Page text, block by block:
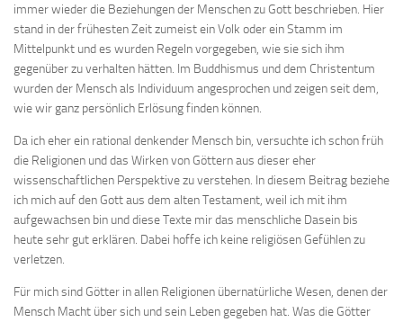
immer wieder die Beziehungen der Menschen zu Gott beschrieben. Hier
stand in der frühesten Zeit zumeist ein Volk oder ein Stamm im
Mittelpunkt und es wurden Regeln vorgegeben, wie sie sich ihm
gegenüber zu verhalten hätten. Im Buddhismus und dem Christentum
wurden der Mensch als Individuum angesprochen und zeigen seit dem,
wie wir ganz persönlich Erlösung finden können.
Da ich eher ein rational denkender Mensch bin, versuchte ich schon früh
die Religionen und das Wirken von Göttern aus dieser eher
wissenschaftlichen Perspektive zu verstehen. In diesem Beitrag beziehe
ich mich auf den Gott aus dem alten Testament, weil ich mit ihm
aufgewachsen bin und diese Texte mir das menschliche Dasein bis
heute sehr gut erklären. Dabei hoffe ich keine religiösen Gefühlen zu
verletzen.
Für mich sind Götter in allen Religionen übernatürliche Wesen, denen der
Mensch Macht über sich und sein Leben gegeben hat. Was die Götter